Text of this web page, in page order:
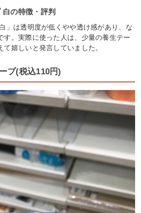
の特徴・評判
」は透明度が低くやや透け感があり、な
す。実際に使った人は、少量の養生テー
嬉しいと発言していました。
プ(税込110円)